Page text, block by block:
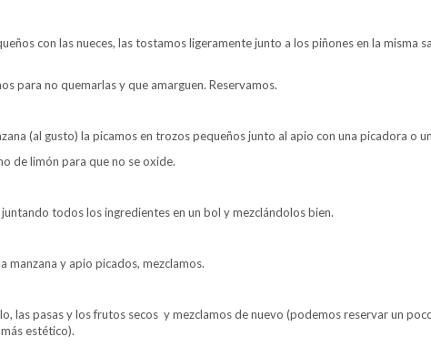
con las nueces, las tostamos ligeramente junto a los piñones en la misma
para no quemarlas y que amarguen. Reservamos.
(al gusto) la picamos en trozos pequeños junto al apio con una picadora o
de limón para que no se oxide.
todos los ingredientes en un bol y mezclándolos bien.
manzana y apio picados, mezclamos.
las pasas y los frutos secos y mezclamos de nuevo (podemos reservar un
estético).